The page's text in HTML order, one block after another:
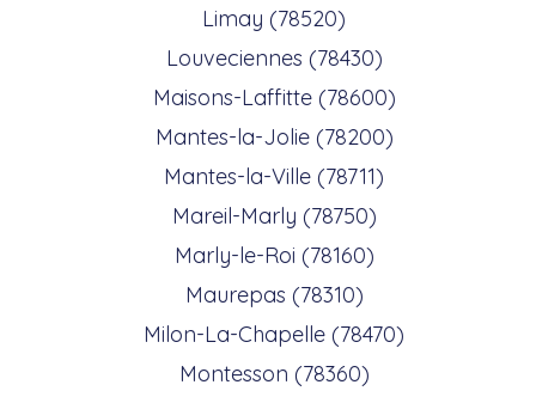
Limay (78520)
Louveciennes (78430)
Maisons-Laffitte (78600)
Mantes-la-Jolie (78200)
Mantes-la-Ville (78711)
Mareil-Marly (78750)
Marly-le-Roi (78160)
Maurepas (78310)
Milon-La-Chapelle (78470)
Montesson (78360)